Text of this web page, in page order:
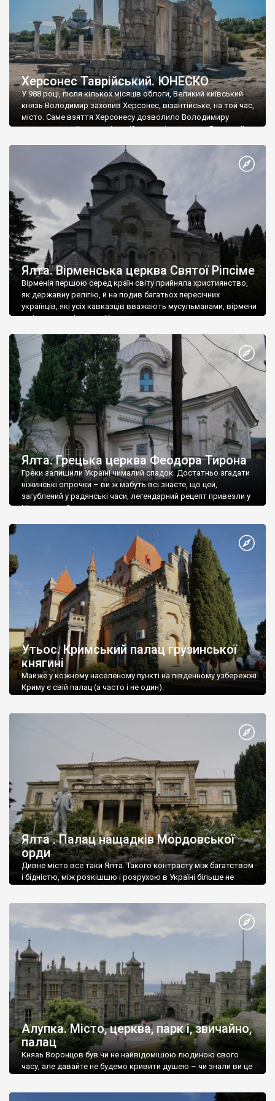
Херсонес Таврійський. ЮНЕСКО
У 988 році, після кількох місяців облоги, Великий київський
князь Володимир захопив Херсонес, візантійське, на той час,
місто. Саме взяття Херсонесу дозволило Володимиру
диктувати свої умови візантійському імператору Василю ІІ, та
Херсонесі Володимир-язичник, став Василем-християнином.
А потім було Хрещення Русі. На честь Херсонесу Таврійського
Ялта. Вірменська церква Святої Ріпсіме
Вірменія першою серед країн світу прийняла християнство,
як державну релігію, й на подив багатьох пересічних
українців, які усіх кавказців вважають мусульманами, вірмени
є відданими вірянами Христа
Ялта. Грецька церква Феодора Тирона
Греки залишили Україні чималий спадок. Достатньо згадати
ніжинські огірочки – ви ж мабуть всі знаєте, що цей,
загублений у радянські часи, легендарний рецепт привезли у
Ніжин греки?
Утьос. Кримський палац грузинської
княгині
Майже у кожному населеному пункті на південному узбережжі
Криму є свій палац (а часто і не один).
Ялта . Палац нащадків Мордовської
орди
Дивне місто все таки Ялта. Такого контрасту між багатством
і бідністю, між розкішшю і розрухою в Україні більше не
Алупка. Місто, церква, парк і, звичайно,
палац
Князь Воронцов був чи не найвідомішою людиною свого
часу, але давайте не будемо кривити душею – чи знали ви це